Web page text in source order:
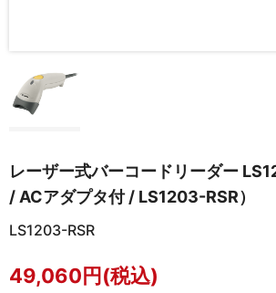
レーザー式バーコードリーダー
/ ACアダプタ付 / LS1203-RSR）
LS1203-RSR
49,060円(税込)